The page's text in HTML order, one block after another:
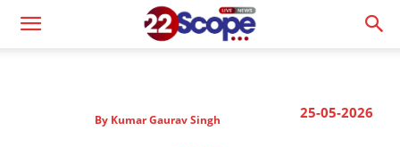
25-05-2026
By Kumar Gaurav Singh